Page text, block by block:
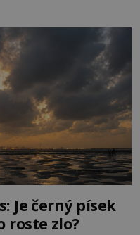
se zde skutečně
Je černý písek
roste zlo?